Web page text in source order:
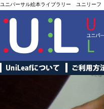
ユニバーサル絵本ライブラリー ユニリーフ